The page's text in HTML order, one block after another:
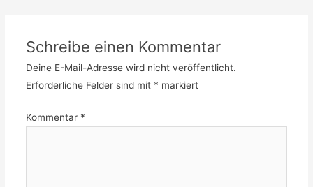
Schreibe einen Kommentar
Deine E-Mail-Adresse wird nicht veröffentlicht.
Erforderliche Felder sind mit * markiert
Kommentar *